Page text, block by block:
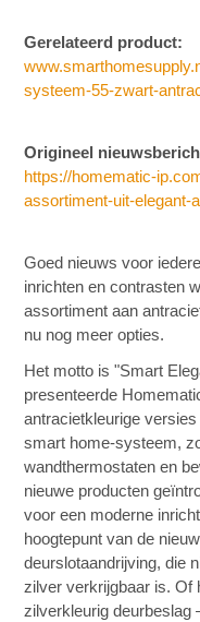
Gerelateerd product:
systeem-55-zwart-
Origineel
https://homematic-
assortiment-uit-elegant-
Goed nieuws voor
inrichten en contrasten
assortiment aan
nu nog meer opties.
Het motto is "Smart
presenteerde
antracietkleurige
smart home-systeem,
wandthermostaten en
nieuwe producten
voor een moderne
hoogtepunt van de
deurslotaandrijving, die
zilver verkrijgbaar is. Of
zilverkleurig deurbeslag